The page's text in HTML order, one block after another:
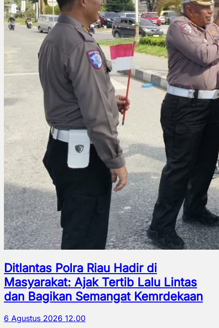
Ditlantas Polra Riau Hadir di
Masyarakat: Ajak Tertib Lalu Lintas
dan Bagikan Semangat Kemrdekaan
6 Agustus 2026 12.00